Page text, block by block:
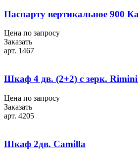
Паспарту вертикальное 900
Цена по запросу
Заказать
арт. 1467
Шкаф 4 дв. (2+2) с зерк.
Цена по запросу
Заказать
арт. 4205
Шкаф 2дв. Camilla